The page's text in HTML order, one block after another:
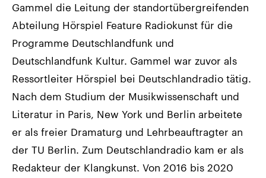
Gammel die Leitung der standortübergreifenden
Abteilung Hörspiel Feature Radiokunst für die
Programme Deutschlandfunk und
Deutschlandfunk Kultur. Gammel war zuvor als
Ressortleiter Hörspiel bei Deutschlandradio tätig.
Nach dem Studium der Musikwissenschaft und
Literatur in Paris, New York und Berlin arbeitete
er als freier Dramaturg und Lehrbeauftragter an
der TU Berlin. Zum Deutschlandradio kam er als
Redakteur der Klangkunst. Von 2016 bis 2020